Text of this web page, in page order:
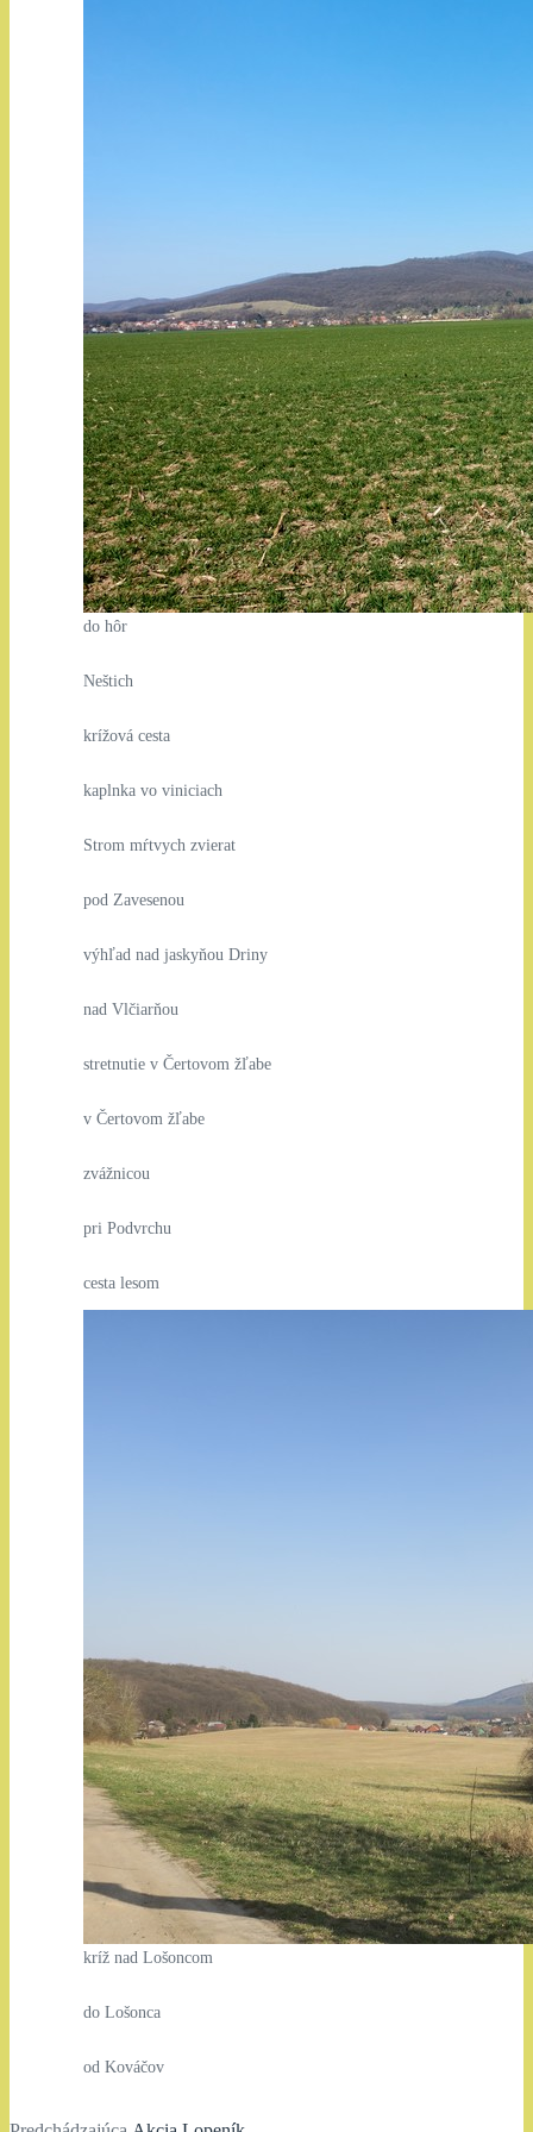
do hôr
Neštich
krížová cesta
kaplnka vo viniciach
Strom mŕtvych zvierat
pod Zavesenou
výhľad nad jaskyňou Driny
nad Vlčiarňou
stretnutie v Čertovom žľabe
v Čertovom žľabe
zvážnicou
pri Podvrchu
cesta lesom
kríž nad Lošoncom
do Lošonca
od Kováčov